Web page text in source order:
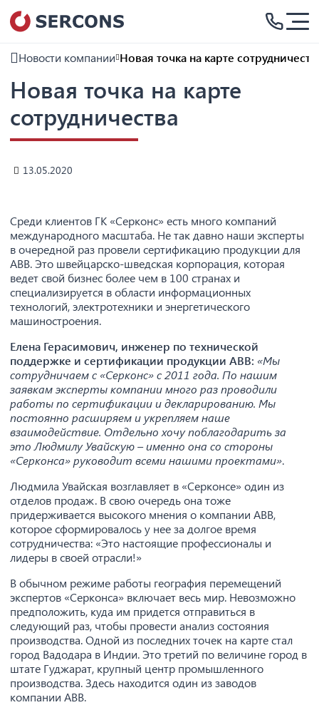
Новости компании Новая точка на карте
Новая точка на карте
сотрудничества
13.05.2020
Среди клиентов ГК «Серконс» есть много компаний
международного масштаба. Не так давно наши эксперты
в очередной раз провели сертификацию продукции для
ABB. Это швейцарско-шведская корпорация, которая
ведет свой бизнес более чем в 100 странах и
специализируется в области информационных
технологий, электротехники и энергетического
машиностроения.
Елена Герасимович, инженер по технической
поддержке и сертификации продукции ABB: «Мы
сотрудничаем с «Серконс» с 2011 года. По нашим
заявкам эксперты компании много раз проводили
работы по сертификации и декларированию. Мы
постоянно расширяем и укрепляем наше
взаимодействие. Отдельно хочу поблагодарить за
это Людмилу Увайскую – именно она со стороны
«Серконса» руководит всеми нашими проектами».
Людмила Увайская возглавляет в «Серконсе» один из
отделов продаж. В свою очередь она тоже
придерживается высокого мнения о компании ABB,
которое сформировалось у нее за долгое время
сотрудничества: «Это настоящие профессионалы и
лидеры в своей отрасли!»
В обычном режиме работы география перемещений
экспертов «Серконса» включает весь мир. Невозможно
предположить, куда им придется отправиться в
следующий раз, чтобы провести анализ состояния
производства. Одной из последних точек на карте стал
город Вадодара в Индии. Это третий по величине город в
штате Гуджарат, крупный центр промышленного
производства. Здесь находится один из заводов
компании ABB.